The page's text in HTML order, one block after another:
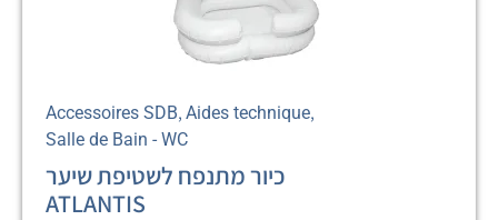
Accessoires SDB,Aides technique,
Salle de Bain - WC
כיור מתנפח לשטיפת שיער
ATLANTIS